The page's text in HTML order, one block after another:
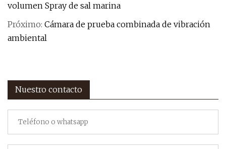
volumen Spray de sal marina
Próximo: Cámara de prueba combinada de vibración
ambiental
Nuestro contacto